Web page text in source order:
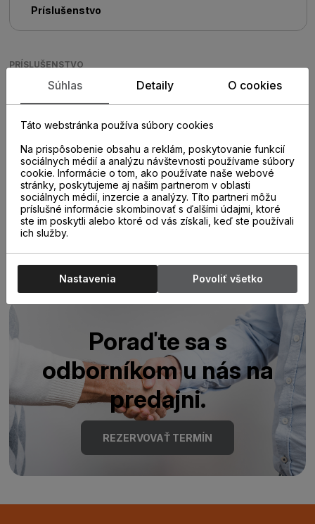
Príslušenstvo
PRÍSLUŠENSTVO
Poraďte sa s
odborníkom u nás na
predajni.
REZERVOVAŤ TERMÍN
Súhlas Detaily O cookies
Táto webstránka používa súbory cookies
Na prispôsobenie obsahu a reklám, poskytovanie funkcií
sociálnych médií a analýzu návštevnosti používame súbory
cookie. Informácie o tom, ako používate naše webové
stránky, poskytujeme aj našim partnerom v oblasti
sociálnych médií, inzercie a analýzy. Títo partneri môžu
príslušné informácie skombinovať s ďalšími údajmi, ktoré
ste im poskytli alebo ktoré od vás získali, keď ste používali
ich služby.
Nastavenia Povoliť všetko